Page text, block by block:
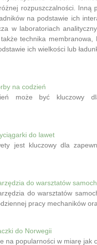
rozpuszczalności.
na podstawie ich
w laboratoriach
technika membranowa,
ich wielkości lub
na codzień
może być kluczowy
do lawet
jest kluczowy dla
do warsztatów
do warsztatów
pracy mechaników
do Norwegii
na popularności w miarę jak